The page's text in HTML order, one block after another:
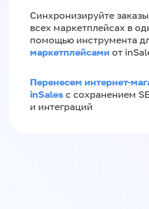
Синхронизируйте
всех маркетплейсах в
помощью инструмента
маркетплейсами от
Перенесем интернет-
inSales с сохранением
и интеграций